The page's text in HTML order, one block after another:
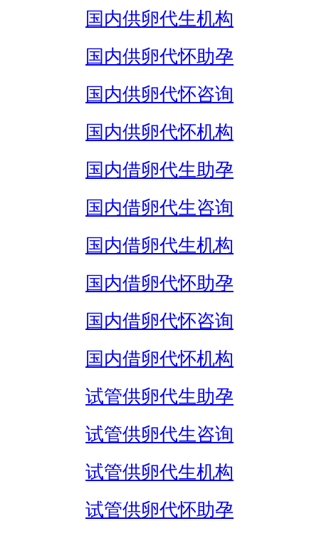
国内供卵代生机构
国内供卵代怀助孕
国内供卵代怀咨询
国内供卵代怀机构
国内借卵代生助孕
国内借卵代生咨询
国内借卵代生机构
国内借卵代怀助孕
国内借卵代怀咨询
国内借卵代怀机构
试管供卵代生助孕
试管供卵代生咨询
试管供卵代生机构
试管供卵代怀助孕